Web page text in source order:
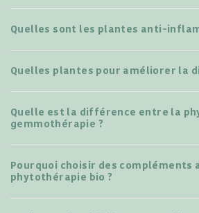
Quelles sont les plantes anti-
Quelles plantes pour améliorer la
Quelle est la différence entre la
gemmothérapie ?
Pourquoi choisir des compléments
phytothérapie bio ?